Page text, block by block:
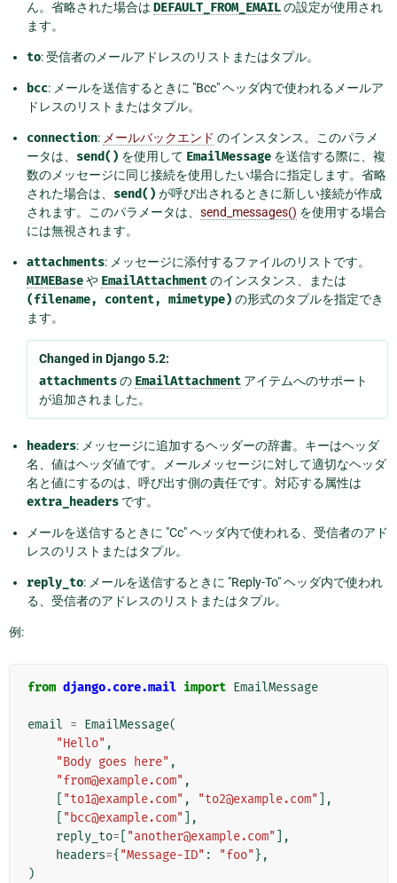
ん。省略された場合は DEFAULT_FROM_EMAILの設定が使用され
ます。
to: 受信者のメールアドレスのリストまたはタプル。
bcc: メールを送信するときに "Bcc" ヘッダ内で使われるメールア
ドレスのリストまたはタプル。
connection: メールバックエンド のインスタンス。このパラメ
ータは、 send() を使用して EmailMessage を送信する際に、複
数のメッセージに同じ接続を使用したい場合に指定します。省略
された場合は、 send() が呼び出されるときに新しい接続が作成
されます。このパラメータは、 send_messages() を使用する場合
には無視されます。
attachments: メッセージに添付するファイルのリストです。
MIMEBaseや EmailAttachmentのインスタンス、または
(filename, content, mimetype) の形式のタプルを指定でき
ます。
Changed in Django 5.2:
attachmentsの EmailAttachment アイテムへのサポート
が追加されました。
headers: メッセージに追加するヘッダーの辞書。キーはヘッダ
名、値はヘッダ値です。メールメッセージに対して適切なヘッダ
名と値にするのは、呼び出す側の責任です。対応する属性は
extra_headers です。
メールを送信するときに "Cc" ヘッダ内で使われる、受信者のアド
レスのリストまたはタプル。
reply_to: メールを送信するときに "Reply-To" ヘッダ内で使われ
る、受信者のアドレスのリストまたはタプル。
例:
from django.core.mail import EmailMessage
email = EmailMessage(
"Hello" ,
"Body goes here" ,
"from@example.com" ,
"to1@example.com" , "to2@example.com"
],
"bcc@example.com"
],
reply_to= "another@example.com"
],
headers={ "Message-ID" : "foo" },
)